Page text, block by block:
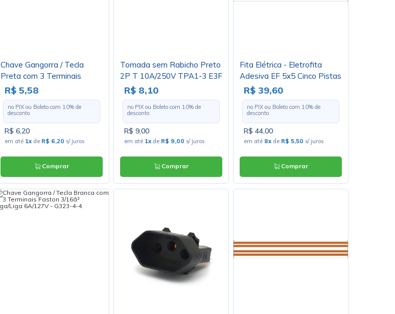
Chave Gangorra / Tecla
Preta com 3 Terminais
Faston 3/16â³ Liga/Liga
6A/127V - G323-1-1
R$ 5,58
no PIX ou Boleto com 10% de
desconto
R$ 6,20
em até 1x de R$ 6,20 s/ juros
Comprar
Tomada sem Rabicho Preto
2P T 10A/250V TPA1-3 E3F
- Margirus
R$ 8,10
no PIX ou Boleto com 10% de
desconto
R$ 9,00
em até 1x de R$ 9,00 s/ juros
Comprar
Fita Elétrica - Eletrofita
Adesiva EF 5x5 Cinco Pistas
10A - Áudio - Preço Por
Metro
R$ 39,60
no PIX ou Boleto com 10% de
desconto
R$ 44,00
em até 8x de R$ 5,50 s/ juros
Comprar